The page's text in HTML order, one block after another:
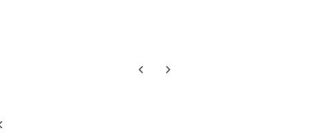
ElőzőKövetkező
Előző